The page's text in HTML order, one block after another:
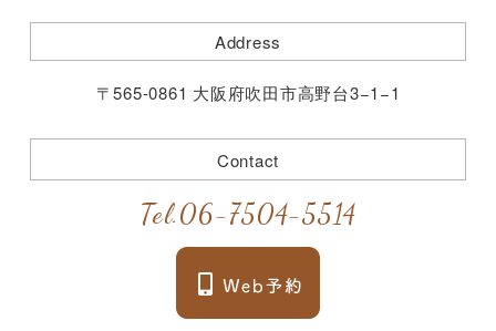
Address
〒565-0861 大阪府吹田市高野台3−1−1
Contact
Tel.06-7504-5514